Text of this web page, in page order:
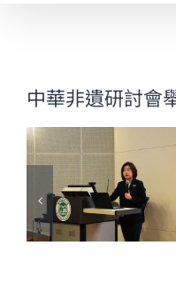
中華非遺研討會